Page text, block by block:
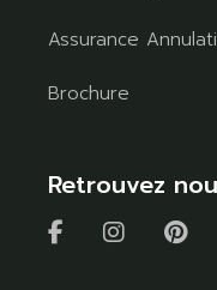
Assurance
Brochure
Retrouvez